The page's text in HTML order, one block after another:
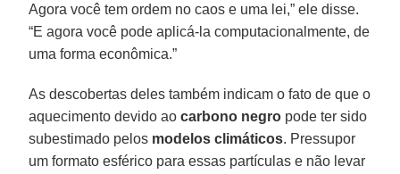
Agora você tem ordem no caos e uma lei,” ele disse.
“E agora você pode aplicá-la computacionalmente, de
uma forma econômica.”
As descobertas deles também indicam o fato de que o
aquecimento devido aocarbono negro pode ter sido
subestimado pelos modelos climáticos. Pressupor
um formato esférico para essas partículas e não levar